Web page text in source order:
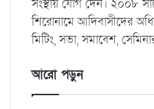
সংস্থায় যোগ দেন। ২০০৮
শিরোনামে আদিবাসীদের
মিটিং, সভা, সমাবেশ,
আরো পড়ুন